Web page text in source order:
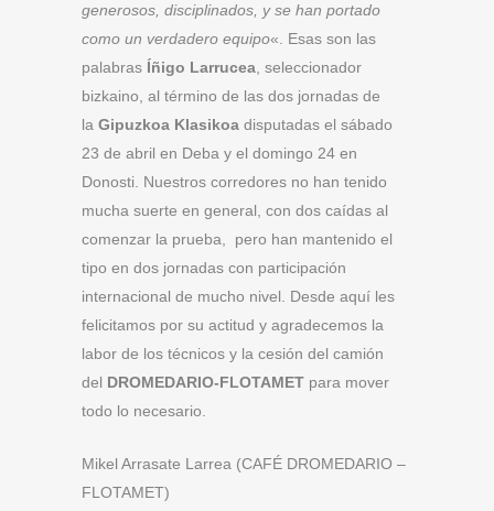
generosos, disciplinados, y se han portado
como un verdadero equipo«. Esas son las
palabras Íñigo Larrucea , seleccionador
bizkaino, al término de las dos jornadas de
la Gipuzkoa Klasikoa disputadas el sábado
23 de abril en Deba y el domingo 24 en
Donosti. Nuestros corredores no han tenido
mucha suerte en general, con dos caídas al
comenzar la prueba, pero han mantenido el
tipo en dos jornadas con participación
internacional de mucho nivel. Desde aquí les
felicitamos por su actitud y agradecemos la
labor de los técnicos y la cesión del camión
del DROMEDARIO-FLOTAMET para mover
todo lo necesario.
Mikel Arrasate Larrea (CAFÉ DROMEDARIO –
FLOTAMET)